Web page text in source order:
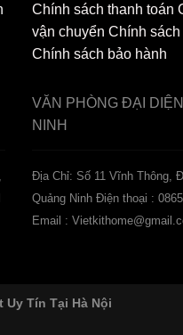
Chính sách thanh toán
vận chuyển Chính sách
Chính sách bảo hành
VĂN PHÒNG ĐẠI DIỆN
NINH
Địa Chỉ: Số 11 Vĩnh Thông,
Quảng Ninh Điện thoại :
Email :
Tín Tại Hà Nội